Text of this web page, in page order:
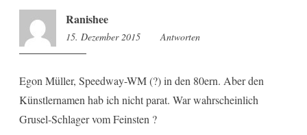
Ranishee
15. Dezember 2015 8:15
Antworten
Egon Müller, Speedway-WM (?) in den 80ern. Aber den
Künstlernamen hab ich nicht parat. War wahrscheinlich
Grusel-Schlager vom Feinsten ?